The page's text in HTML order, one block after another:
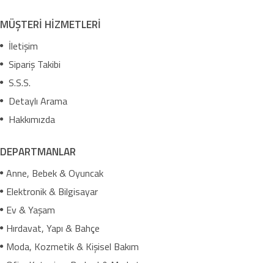
MÜŞTERİ HİZMETLERİ
İletişim
Sipariş Takibi
S.S.S.
Detaylı Arama
Hakkımızda
DEPARTMANLAR
Anne, Bebek & Oyuncak
Elektronik & Bilgisayar
Ev & Yaşam
Hırdavat, Yapı & Bahçe
Moda, Kozmetik & Kişisel Bakım